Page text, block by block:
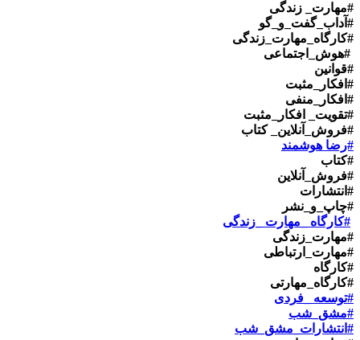
#مهارت_ زندگی
#آداب_گفت_و_گو
#کارگاه_مهارت_زندگی
#هوش_اجتماعی
#قوانین
#افکار_مثبت
#افکار_منفی
#تقویت_ افکار_مثبت
#فروش_آنلاین_ کتاب
#رضا هوشمند
#کتاب
#فروش_آنلاین
#انتشارات
#چاپ_و_نشر
#کارگاه _مهارت _زندگی
#مهارت_زندگی
#مهارت_ارتباطی
#کارگاه
#کارگاه_مهارتی
#توسعه _فردی
#مشق_شب
#انتشارات_مشق_شب